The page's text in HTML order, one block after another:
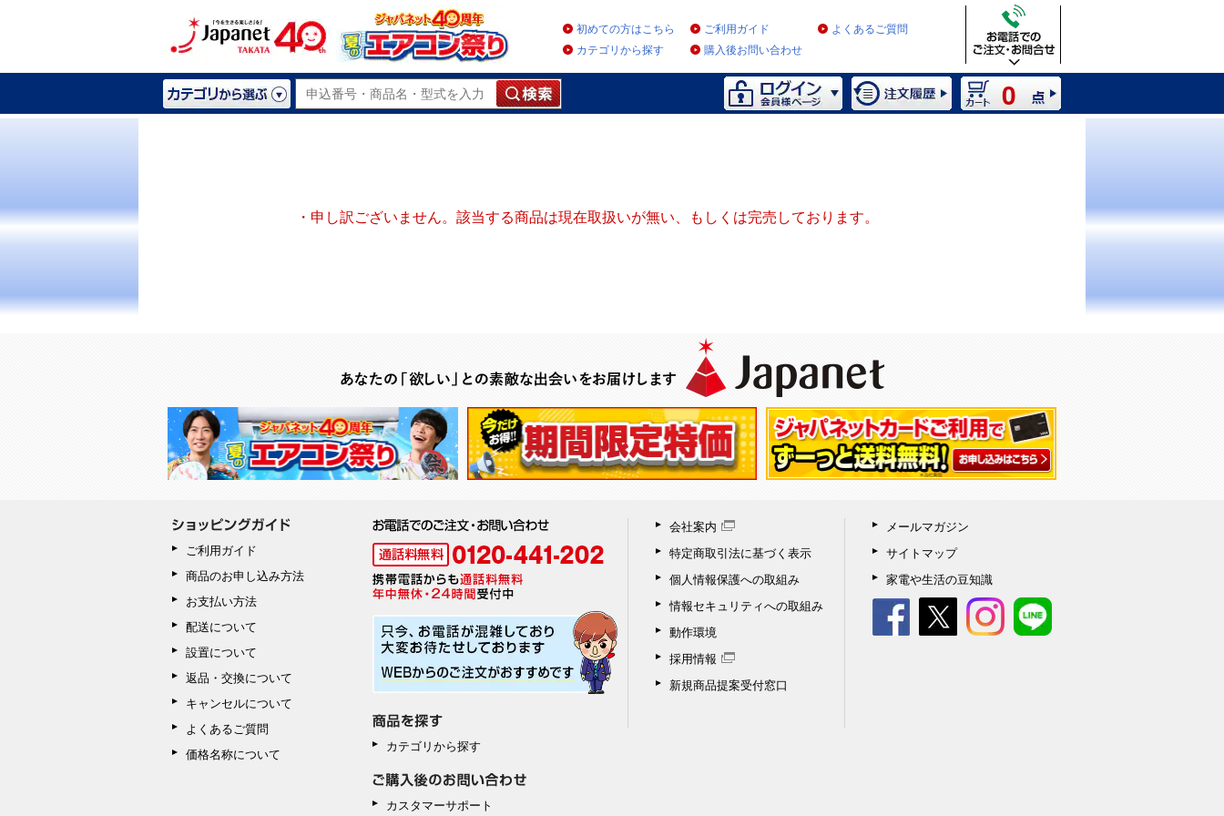
初めての方はこちら ご利用ガイド
よくあるご質問
カテゴリから探す
購入後お問い合わせ
0
・申し訳ございません。該当する商品は現在取扱いが無い、もしくは完売しております。
ご利用ガイド
商品のお申し込み方法
お支払い方法
配送について
設置について
返品・交換について
キャンセルについて
よくあるご質問
価格名称について
カテゴリから探す
カスタマーサポート
会社案内
特定商取引法に基づく表示
個人情報保護への取組み
情報セキュリティへの取組み
動作環境
採用情報
新規商品提案受付窓口
メールマガジン
サイトマップ
家電や生活の豆知識